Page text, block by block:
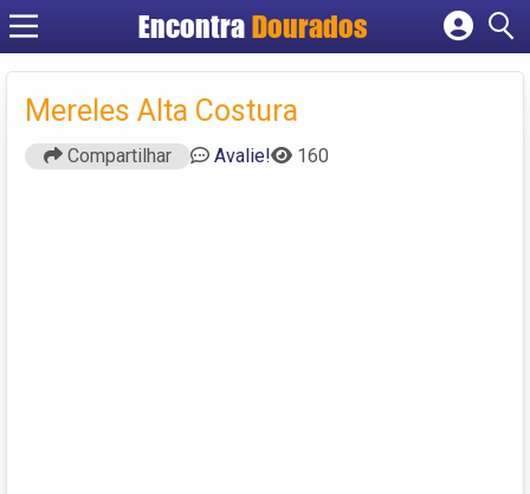
EncontraDourados
Cadastrar empresa
Criar conta
Mereles Alta Costura
Compartilhar Avalie! 160